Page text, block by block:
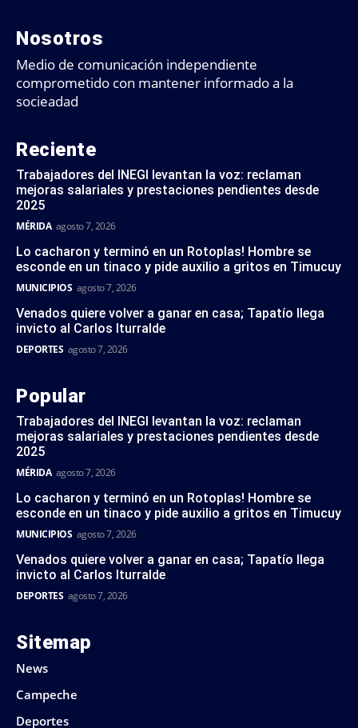
Nosotros
Medio de comunicación independiente
comprometido con mantener informado a la
socieadad
Reciente
Trabajadores del INEGI levantan la voz: reclaman
mejoras salariales y prestaciones pendientes desde
2025
MÉRIDA agosto 7, 2026
Lo cacharon y terminó en un Rotoplas! Hombre se
esconde en un tinaco y pide auxilio a gritos en Timucuy
MUNICIPIOS agosto 7, 2026
Venados quiere volver a ganar en casa; Tapatío llega
invicto al Carlos Iturralde
DEPORTES agosto 7, 2026
Popular
Trabajadores del INEGI levantan la voz: reclaman
mejoras salariales y prestaciones pendientes desde
2025
MÉRIDA agosto 7, 2026
Lo cacharon y terminó en un Rotoplas! Hombre se
esconde en un tinaco y pide auxilio a gritos en Timucuy
MUNICIPIOS agosto 7, 2026
Venados quiere volver a ganar en casa; Tapatío llega
invicto al Carlos Iturralde
DEPORTES agosto 7, 2026
Sitemap
News
Campeche
Deportes